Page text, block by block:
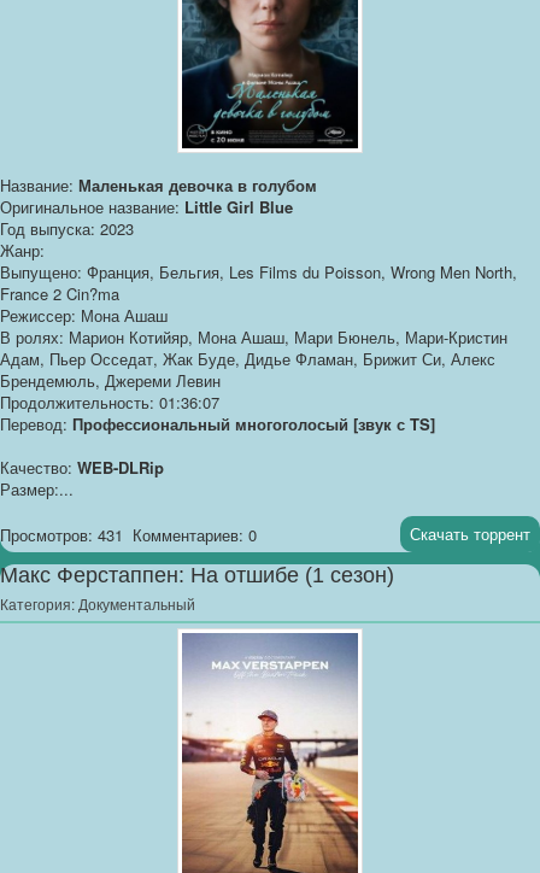
Название: Маленькая девочка в голубом
Оригинальное название: Little Girl Blue
Год выпуска: 2023
Жанр:
Выпущено: Франция, Бельгия, Les Films du Poisson, Wrong Men North,
France 2 Cin?ma
Режиссер: Мона Ашаш
В ролях: Марион Котийяр, Мона Ашаш, Мари Бюнель, Мари-Кристин
Адам, Пьер Осседат, Жак Буде, Дидье Фламан, Брижит Си, Алекс
Брендемюль, Джереми Левин
Продолжительность: 01:36:07
Перевод: Профессиональный многоголосый [звук с TS]
Качество: WEB-DLRip
Размер:...
Просмотров: 431 Комментариев: 0 Скачать торрент
Макс Ферстаппен: На отшибе (1 сезон)
Категория: Документальный